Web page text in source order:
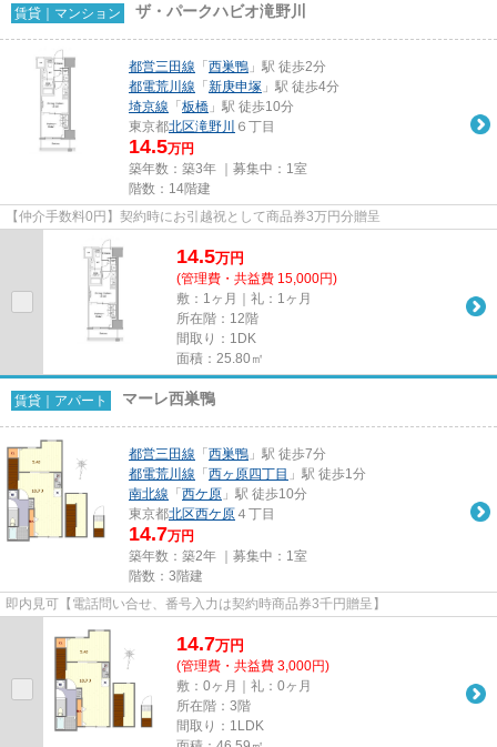
賃貸｜マンション ザ・パークハビオ滝野川
都営三田線 「 西巣鴨 」駅 徒歩2分
都電荒川線 「 新庚申塚 」駅 徒歩4分
埼京線 「 板橋 」駅 徒歩10分
東京都北区滝野川 ６丁目
14.5万円
築年数：築3年 ｜募集中： 1室
階数：14階建
【仲介手数料0円】契約時にお引越祝として商品券3万円分贈呈
14.5万円
(管理費・共益費 15,000円)
敷：1ヶ月｜礼：1ヶ月
所在階：12階
間取り：1DK
面積：25.80㎡
賃貸｜アパート マーレ西巣鴨
都営三田線 「 西巣鴨 」駅 徒歩7分
都電荒川線 「 西ヶ原四丁目 」駅 徒歩1分
南北線 「 西ケ原 」駅 徒歩10分
東京都北区西ケ原 ４丁目
14.7万円
築年数：築2年 ｜募集中： 1室
階数：3階建
即内見可【電話問い合せ、番号入力は契約時商品券3千円贈呈】
14.7万円
(管理費・共益費 3,000円)
敷：0ヶ月｜礼：0ヶ月
所在階：3階
間取り：1LDK